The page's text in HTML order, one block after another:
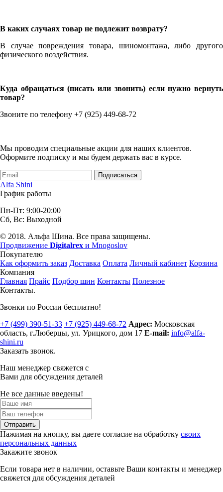
В каких случаях товар не подлежит возврату?
В случае повреждения товара, шиномонтажа, либо другого
физического воздействия.
Куда обращаться (писать или звонить) если нужно вернуть
товар?
Звоните по телефону +7 (925) 449-68-72
Мы проводим специальные акции для наших клиентов.
Оформите подписку и мы будем держать вас в курсе.
Подписаться
Alfa Shini
График работы
Пн-Пт: 9:00-20:00
Сб, Вс: Выходной
© 2018. Альфа Шина. Все права защищены.
Продвижение Digitalrex и Mnogoslov
Покупателю
Как оформить заказ Доставка Оплата Личный кабинет Корзина
Компания
Главная Прайс Подбор шин Контакты Полезное
Контакты.
Звонки по России бесплатно!
+7 (499) 390-51-33 +7 (925) 449-68-72 Адрес: Московская
область, г.Люберцы, ул. Урицкого, дом 17 E-mail: info@alfa-
shini.ru
Заказать звонок.
Наш менеджер свяжется с
Вами для обсуждения деталей
Не все данные введены!
Отправить
Нажимая на кнопку, вы даете согласие на обработку своих
персональных данных
Закажите звонок
Если товара нет в наличии, оставьте Ваши контакты и менеджер
свяжется для обсуждения деталей